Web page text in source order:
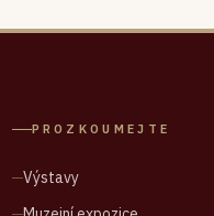
PROZKOUMEJTE
Výstavy